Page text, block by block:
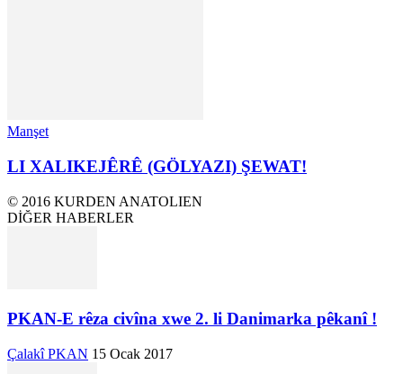
Manşet
LI XALIKEJÊRÊ (GÖLYAZI) ŞEWAT!
© 2016 KURDEN ANATOLIEN
DİĞER HABERLER
PKAN-E rêza civîna xwe 2. li Danimarka pêkanî !
Çalakî PKAN 15 Ocak 2017